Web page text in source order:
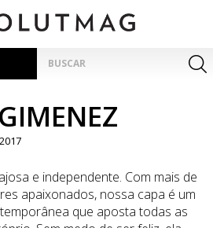
por:
e independente. Com mais de
apaixonados, nossa capa é um
que aposta todas as